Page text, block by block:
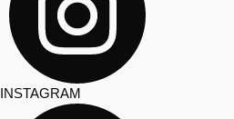
INSTAGRAM